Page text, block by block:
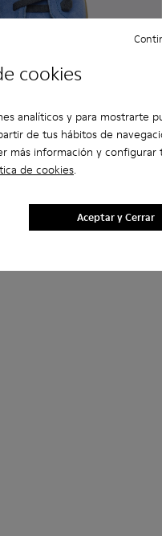
cookies
analíticos y para mostrarte
de tus hábitos de
más información y configurar
de cookies.
Aceptar y Cerrar